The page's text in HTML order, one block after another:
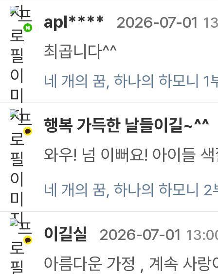
apl**** 2026-07-01
최곱니다^^
네 개의 꿈, 하나의 하모니 1
행복 가득한 날들이길~^^
와우! 넘 이뻐요! 아이들
을 향해 노력하는 모습 진
의 꿈을 응원합니다~^^
네 개의 꿈, 하나의 하모니 2
이길실 2026-07-01
아름다운 가정 , 계속 사